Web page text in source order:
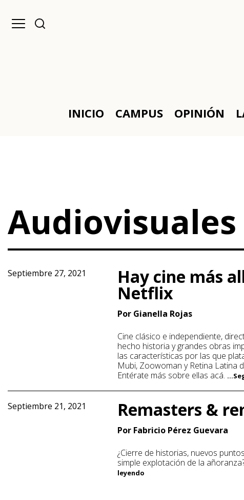
INICIO CAMPUS OPINIÓN
Audiovisuales
Septiembre 27, 2021 Hay cine más
Netflix
Por Gianella Rojas
Cine clásico e independiente,
hecho historia y grandes obras
las características por las que
Mubi, Zoowoman y Retina Latina
Entérate más sobre ellas acá.
Septiembre 21, 2021 Remasters &
Por Fabricio Pérez Guevara
¿Cierre de historias, nuevos
simple explotación de la
leyendo